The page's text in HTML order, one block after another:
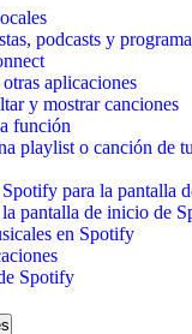
podcasts y
aplicaciones
y mostrar canciones
función
playlist o canción de
para la pantalla
pantalla de inicio de
en Spotify
Spotify